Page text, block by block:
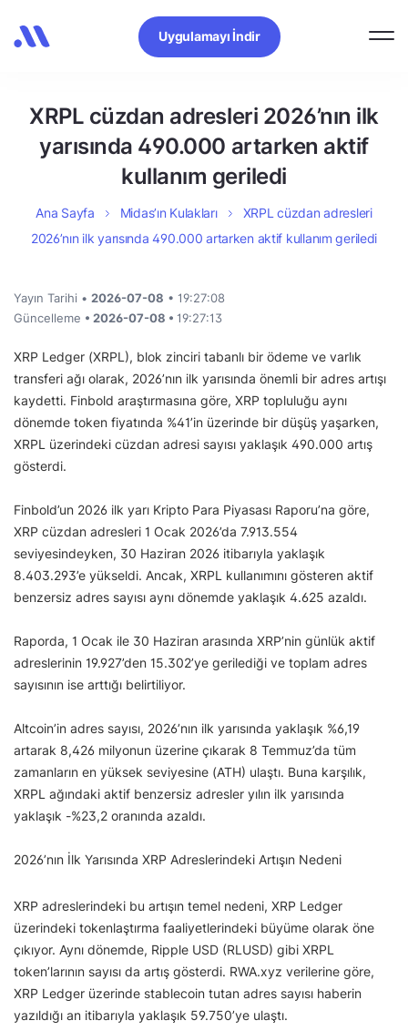
Uygulamayı İndir
XRPL cüzdan adresleri 2026’nın ilk
yarısında 490.000 artarken aktif
kullanım geriledi
Ana Sayfa Midas’ın Kulakları
XRPL cüzdan adresleri
2026’nın ilk yarısında 490.000 artarken aktif kullanım geriledi
Yayın Tarihi • 2026-07-08 • 19:27:08
Güncelleme • 2026-07-08 • 19:27:13
XRP Ledger (XRPL), blok zinciri tabanlı bir ödeme ve varlık
transferi ağı olarak, 2026’nın ilk yarısında önemli bir adres artışı
kaydetti. Finbold araştırmasına göre, XRP topluluğu aynı
dönemde token fiyatında %41’in üzerinde bir düşüş yaşarken,
XRPL üzerindeki cüzdan adresi sayısı yaklaşık 490.000 artış
gösterdi.
Finbold’un 2026 ilk yarı Kripto Para Piyasası Raporu’na göre,
XRP cüzdan adresleri 1 Ocak 2026’da 7.913.554
seviyesindeyken, 30 Haziran 2026 itibarıyla yaklaşık
8.403.293’e yükseldi. Ancak, XRPL kullanımını gösteren aktif
benzersiz adres sayısı aynı dönemde yaklaşık 4.625 azaldı.
Raporda, 1 Ocak ile 30 Haziran arasında XRP’nin günlük aktif
adreslerinin 19.927’den 15.302’ye gerilediği ve toplam adres
sayısının ise arttığı belirtiliyor.
Altcoin’in adres sayısı, 2026’nın ilk yarısında yaklaşık %6,19
artarak 8,426 milyonun üzerine çıkarak 8 Temmuz’da tüm
zamanların en yüksek seviyesine (ATH) ulaştı. Buna karşılık,
XRPL ağındaki aktif benzersiz adresler yılın ilk yarısında
yaklaşık -%23,2 oranında azaldı.
2026’nın İlk Yarısında XRP Adreslerindeki Artışın Nedeni
XRP adreslerindeki bu artışın temel nedeni, XRP Ledger
üzerindeki tokenlaştırma faaliyetlerindeki büyüme olarak öne
çıkıyor. Aynı dönemde, Ripple USD (RLUSD) gibi XRPL
token’larının sayısı da artış gösterdi. RWA.xyz verilerine göre,
XRP Ledger üzerinde stablecoin tutan adres sayısı haberin
yazıldığı an itibarıyla yaklaşık 59.750’ye ulaştı.